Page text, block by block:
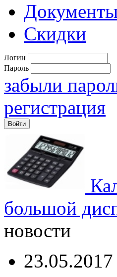
Скидки
Логин
Пароль
забыли
регистрация
большой
новости
23.05.2017